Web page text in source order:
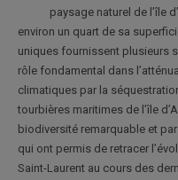
paysage naturel de l’île
environ un quart de sa
uniques fournissent plusieurs
rôle fondamental dans
climatiques par la
tourbières maritimes de l’île
biodiversité remarquable et
qui ont permis de retracer
Saint-Laurent au cours des